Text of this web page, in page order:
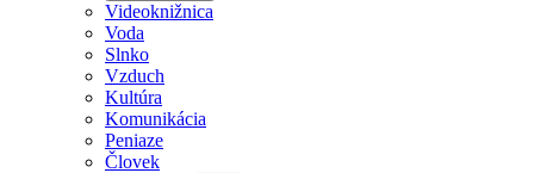
Videoknižnica
Voda
Slnko
Vzduch
Kultúra
Komunikácia
Peniaze
Človek